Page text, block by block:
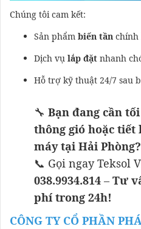
Chúng tôi cam kết:
Sản phẩm biến tần chính
Dịch vụ lắp đặt nhanh
Hỗ trợ kỹ thuật 24/7 sau
🔧 Bạn đang cần
thông gió hoặc tiết
máy tại Hải Phòng?
📞 Gọi ngay Teksol
038.9934.814 – Tư
phí trong 24h!
CÔNG TY CỔ PHẦN